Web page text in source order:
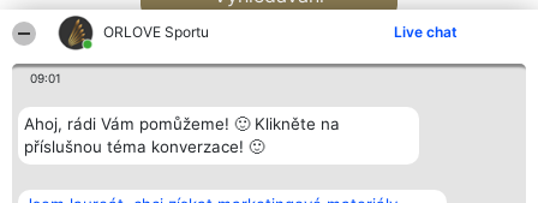
ORLOVE Sportu Live chat
09:01
Ahoj, rádi Vám pomůžeme! 🙂 Klikněte na
příslušnou téma konverzace! 🙂
Bright Side Solutions sp. z o.
Vítězové
Kontakt